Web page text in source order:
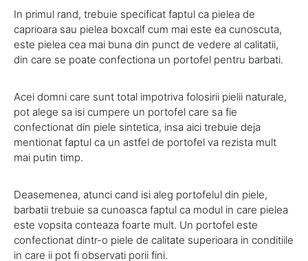
In primul rand, trebuie specificat faptul ca pielea de
caprioara sau pielea boxcalf cum mai este ea cunoscuta,
este pielea cea mai buna din punct de vedere al calitatii,
din care se poate confectiona un portofel pentru barbati.
Acei domni care sunt total impotriva folosirii pielii naturale,
pot alege sa isi cumpere un portofel care sa fie
confectionat din piele sintetica, insa aici trebuie deja
mentionat faptul ca un astfel de portofel va rezista mult
mai putin timp.
Deasemenea, atunci cand isi aleg portofelul din piele,
barbatii trebuie sa cunoasca faptul ca modul in care pielea
este vopsita conteaza foarte mult. Un portofel este
confectionat dintr-o piele de calitate superioara in conditiile
in care ii pot fi observati porii fini.